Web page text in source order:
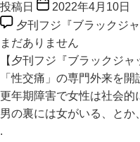
投稿日
2022年4月10日
夕刊フジ『ブラックジ
まだありません
【夕刊フジ『ブラックジャ
「性交痛」の専門外来を開
更年期障害で女性は社会的
男の裏には女がいる、とか、
.